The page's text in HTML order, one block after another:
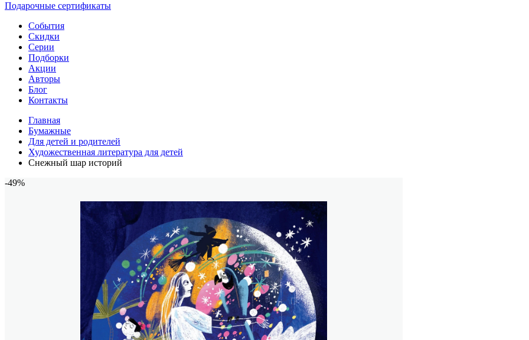
Подарочные сертификаты
События
Скидки
Серии
Подборки
Акции
Авторы
Блог
Контакты
Главная
Бумажные
Для детей и родителей
Художественная литература для детей
Снежный шар историй
-49%